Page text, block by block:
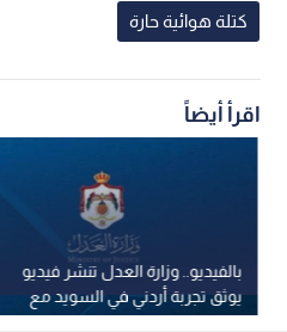
كتلة هوائية حارة
اقرأ أيضاً
بالفيديو.. وزارة العدل تنشر فيديو
يوثق تجربة أردني في السويد مع
خدمات كاتب العدل الإلكتروني